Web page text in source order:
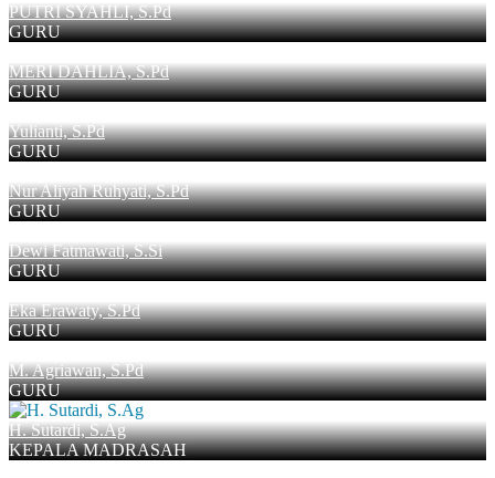
PUTRI SYAHLI, S.Pd
GURU
MERI DAHLIA, S.Pd
GURU
Yulianti, S.Pd
GURU
Nur Aliyah Ruhyati, S.Pd
GURU
Dewi Fatmawati, S.Si
GURU
Eka Erawaty, S.Pd
GURU
M. Agriawan, S.Pd
GURU
H. Sutardi, S.Ag
KEPALA MADRASAH